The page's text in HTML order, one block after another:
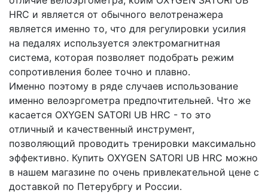
HRC и является от обычного велотренажера
является именно то, что для регулировки усилия
на педалях используется электромагнитная
система, которая позволяет подобрать режим
сопротивления более точно и плавно.
Именно поэтому в ряде случаев использование
именно велоэргометра предпочтительней. Что же
касается OXYGEN SATORI UB HRC - то это
отличный и качественный инструмент,
позволяющий проводить тренировки максимально
эффективно. Купить OXYGEN SATORI UB HRC можно
в нашем магазине по очень привлекательной цене с
доставкой по Петерубргу и России.